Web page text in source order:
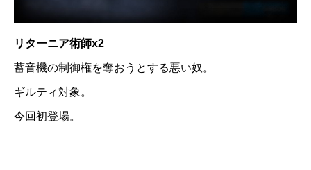
リターニア術師x2
蓄音機の制御権を奪おうとする悪い奴。
ギルティ対象。
今回初登場。